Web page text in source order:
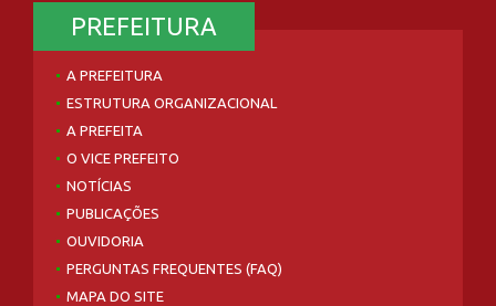
PREFEITURA
A PREFEITURA
ESTRUTURA ORGANIZACIONAL
A PREFEITA
O VICE PREFEITO
NOTÍCIAS
PUBLICAÇÕES
OUVIDORIA
PERGUNTAS FREQUENTES (FAQ)
MAPA DO SITE